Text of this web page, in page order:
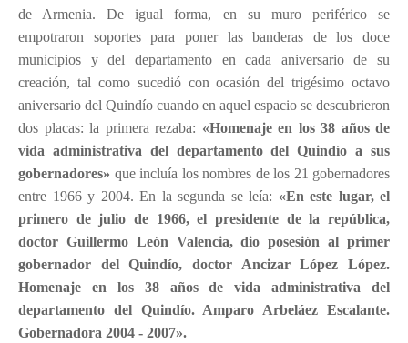
de Armenia. De igual forma, en su muro periférico se
empotraron soportes para poner las banderas de los doce
municipios y del departamento en cada aniversario de su
creación, tal como sucedió con ocasión del trigésimo octavo
aniversario del Quindío cuando en aquel espacio se descubrieron
dos placas: la primera rezaba: «Homenaje en los 38 años de
vida administrativa del departamento del Quindío a sus
gobernadores» que incluía los nombres de los 21 gobernadores
entre 1966 y 2004. En la segunda se leía: «En este lugar, el
primero de julio de 1966, el presidente de la república,
doctor Guillermo León Valencia, dio posesión al primer
gobernador del Quindío, doctor Ancizar López López.
Homenaje en los 38 años de vida administrativa del
departamento del Quindío. Amparo Arbeláez Escalante.
Gobernadora 2004 - 2007».